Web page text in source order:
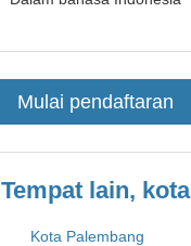
Mulai pendaftaran
Tempat lain, kota
Kota Palembang